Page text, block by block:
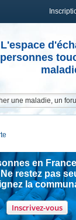
L'espace
personnes
en
restez pas
la
Inscrivez-vous